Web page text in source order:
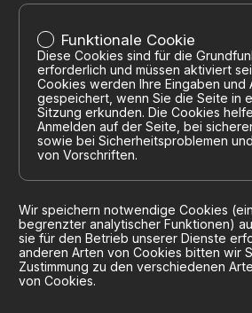
Funktionale Cookie
Diese Cookies sind für die
erforderlich und müssen aktiviert
Cookies werden Ihre Eingaben und
gespeichert, wenn Sie die Seite in
Sitzung erkunden. Die Cookies
Anmelden auf der Seite, bei
sowie bei Sicherheitsproblemen
von Vorschriften.
Wir speichern notwendige Cookies
begrenzter analytischer Funktionen)
sie für den Betrieb unserer Dienste
anderen Arten von Cookies bitten wir
Zustimmung zu den verschiedenen
von Cookies.